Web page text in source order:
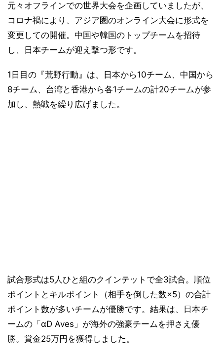
元々オフラインでの世界大会を企画していましたが、
コロナ禍により、アジア圏のオンライン大会に形式を
変更しての開催。中国や韓国のトップチームを招待
し、日本チームが迎え撃つ形です。
1日目の『荒野行動』は、日本から10チーム、中国から
8チーム、台湾と香港から各1チームの計20チームが参
加し、熱戦を繰り広げました。
試合形式は5人ひと組のクインテットで全3試合。順位
ポイントとキルポイント（相手を倒した数×5）の合計
ポイント数が多いチームが優勝です。結果は、日本チ
ームの「αD Aves」が海外の強豪チームを押さえ優
勝。賞金25万円を獲得しました。